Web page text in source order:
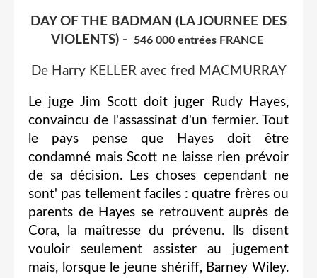
DAY OF THE BADMAN (LA JOURNEE DES
VIOLENTS) -
546 000 entrées FRANCE
De Harry KELLER avec fred MACMURRAY
Le juge Jim Scott doit juger Rudy Hayes,
convaincu de l'assassinat d'un fermier. Tout
le pays pense que Hayes doit être
condamné mais Scott ne laisse rien prévoir
de sa décision. Les choses cependant ne
sont' pas tellement faciles : quatre frères ou
parents de Hayes se retrouvent auprès de
Cora, la maîtresse du prévenu. Ils disent
vouloir seulement assister au jugement
mais, lorsque le jeune shériff, Barney Wiley.